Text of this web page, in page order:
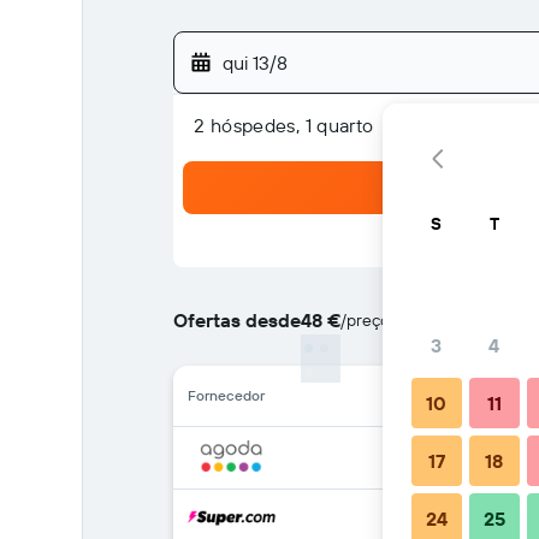
qui 13/8
2 hóspedes, 1 quarto
Ofertas desde48 €/preço por noite mais
Fornecedor
S T
3 4
10 11
17 18
24 25